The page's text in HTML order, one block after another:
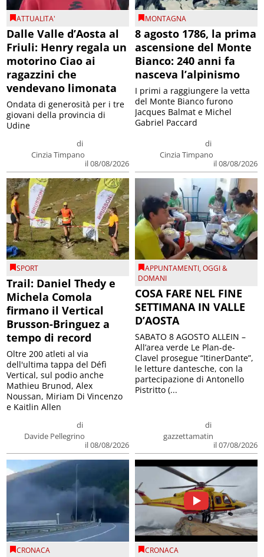
ATTUALITA'
Dalle Valle d’Aosta al
Friuli: Henry regala un
motorino Ciao ai
ragazzini che
vendevano limonata
di
Cinzia Timpano
il 08/08/2026
Ondata di generosità per i tre
giovani della provincia di
Udine
MONTAGNA
8 agosto 1786, la prima
ascensione del Monte
Bianco: 240 anni fa
nasceva l’alpinismo
di
Cinzia Timpano
il 08/08/2026
I primi a raggiungere la vetta
del Monte Bianco furono
Jacques Balmat e Michel
Gabriel Paccard
SPORT
Trail: Daniel Thedy e
Michela Comola
firmano il Vertical
Brusson-Bringuez a
tempo di record
di
Davide Pellegrino
il 08/08/2026
Oltre 200 atleti al via
dell'ultima tappa del Défì
Vertical, sul podio anche
Mathieu Brunod, Alex
Noussan, Miriam Di Vincenzo
e Kaitlin Allen
APPUNTAMENTI,OGGI &
DOMANI
COSA FARE NEL FINE
SETTIMANA IN VALLE
D’AOSTA
di
gazzettamatin
il 07/08/2026
SABATO 8 AGOSTO ALLEIN –
All’area verde Le Plan-de-
Clavel prosegue “ItinerDante”,
le letture dantesche, con la
partecipazione di Antonello
Pistritto (...
CRONACA CRONACA